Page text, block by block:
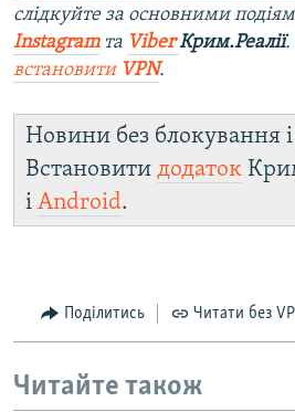
слідкуйте за основними
Instagramта ViberКрим.Реалії.
встановити VPN.
Новини без блокування
Встановити додаток
і Android.
Поділитись Читати без
Читайте також